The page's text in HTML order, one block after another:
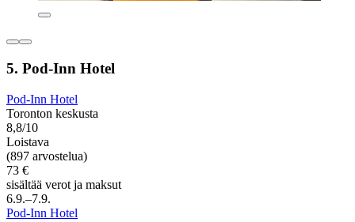
5. Pod-Inn Hotel
Pod-Inn Hotel
Toronton keskusta
8,8/10
Loistava
(897 arvostelua)
73 €
sisältää verot ja maksut
6.9.–7.9.
Pod-Inn Hotel